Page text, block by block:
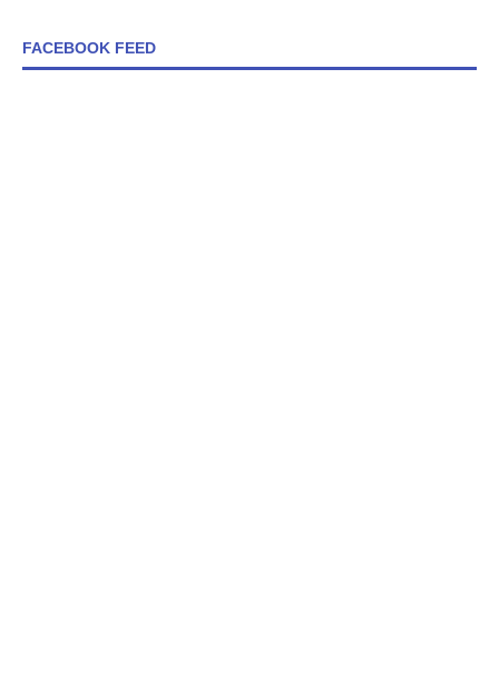
FACEBOOK FEED